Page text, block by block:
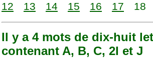
12
13 14 15 16 17 18
Il y a 4 mots de dix-huit
contenant A, B, C, 2I et J